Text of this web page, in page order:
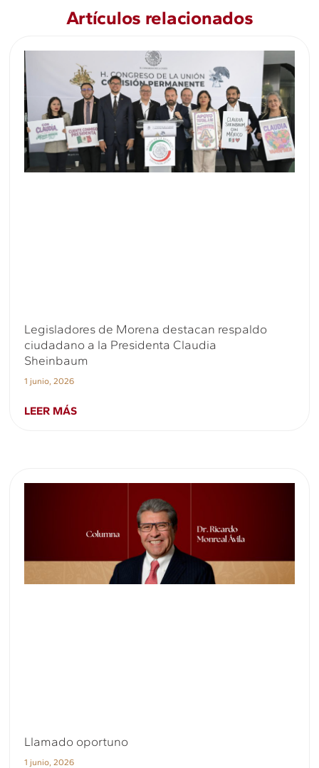
Artículos relacionados
Legisladores de Morena destacan respaldo
ciudadano a la Presidenta Claudia
Sheinbaum
1 junio, 2026
LEER MÁS
Llamado oportuno
1 junio, 2026